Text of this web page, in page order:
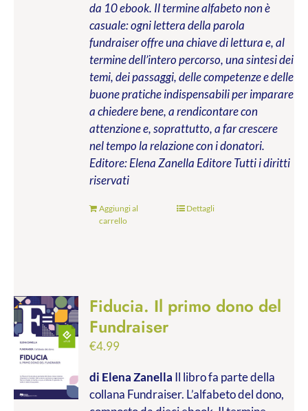
da 10 ebook. Il termine alfabeto non è
casuale: ogni lettera della parola
fundraiser offre una chiave di lettura e, al
termine dell’intero percorso, una sintesi dei
temi, dei passaggi, delle competenze e delle
buone pratiche indispensabili per imparare
a chiedere bene, a rendicontare con
attenzione e, soprattutto, a far crescere
nel tempo la relazione con i donatori.
Editore: Elena Zanella EditoreTutti i diritti
riservati
Aggiungi al
carrello
Dettagli
Fiducia. Il primo dono del
Fundraiser
€4.99
di Elena Zanella Il libro fa parte della
collana Fundraiser. L’alfabeto del dono,